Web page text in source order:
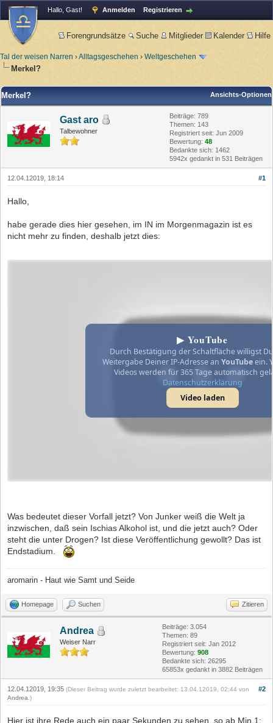
Hallo, Gast! Anmelden Registrieren
Forengrundsätze Suche Mitglieder Kalender Hilfe
Tal der weisen Narren ›Alltagsgeschehen › Weltgeschehen
Merkel?
Ansichts-Optionen
Merkel?
Gast aro
Talbewohner
Beiträge: 789
Themen: 143
Registriert seit: Jun 2009
Bewertung: 48
Bedankte sich: 1462
5942x gedankt in 531 Beiträgen
#1
12.04.12019, 18:14
Hallo,
habe gerade dies hier gesehen, im IN im Morgenmagazin ist es
nicht mehr zu finden, deshalb jetzt dies:
▶ YouTube
Durch Bestätigung der Schaltfläche willigst
Weitergabe Deiner IP-Adresse an YouTubeein.
Videos werden für 365 Tage automatisch
Datenschutzerklärung
Video laden
Was bedeutet dieser Vorfall jetzt? Von Junker weiß die Welt ja
inzwischen, daß sein Ischias Alkohol ist, und die jetzt auch? Oder
steht die unter Drogen? Ist diese Veröffentlichung gewollt? Das ist
Endstadium.
aromarin - Haut wie Samt und Seide
Homepage Suchen Zitieren
Andrea
Weiser Narr
Beiträge: 3.054
Themen: 89
Registriert seit: Jan 2012
Bewertung: 908
Bedankte sich: 26295
65853x gedankt in 3882 Beiträgen
#2
12.04.12019, 19:35 (Dieser Beitrag wurde zuletzt bearbeitet: 13.04.12019, 02:44 von
Andrea .)
Hier ist ihre Rede auch ein paar Sekunden zu sehen, so ab Min.1: